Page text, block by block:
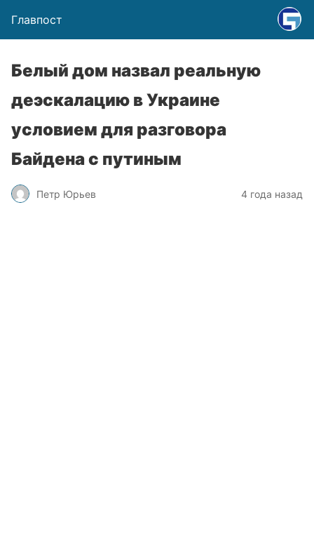
Главпост
Белый дом назвал реальную
деэскалацию в Украине
условием для разговора
Байдена с путиным
Петр Юрьев 4 года назад